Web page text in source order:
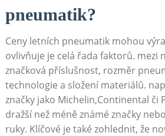
pneumatik?
Ceny letních pneumatik mohou
ovlivňuje je celá‍ řada faktorů. mezi
značková příslušnost, rozměr
technologie a složení materiálů.
značky jako Michelin,Continental ⁣či
dražší než méně známé ⁣značky
⁣ruky. Klíčové je také zohlednit, že